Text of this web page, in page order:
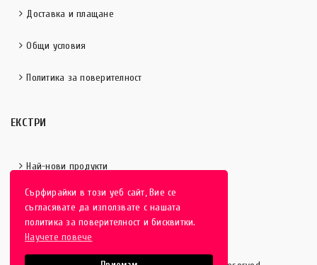
Сърфирайки в този уеб сайт, Вие се
съгласявате да използвате с нашата
политика за поверителност и бисквитки.
Научете повече
Доставка и плащане
Общи условия
Политика за поверителност
ЕКСТРИ
Най-нови продукти
Отличени продукти